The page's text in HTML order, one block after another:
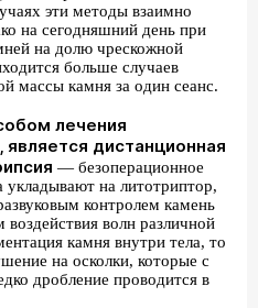
эти методы взаимно
на сегодняшний день при
на долю чрескожной
больше случаев
массы камня за один сеанс.
лечения
дистанционная
— безоперационное
на литотриптор,
контролем камень
волн различной
камня внутри тела, то
на осколки, которые с
дробление проводится в